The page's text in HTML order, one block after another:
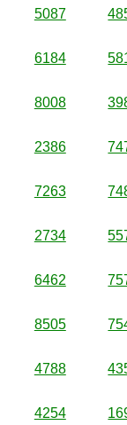
5087
6184
8008
2386
7263
2734
6462
8505
4788
4254